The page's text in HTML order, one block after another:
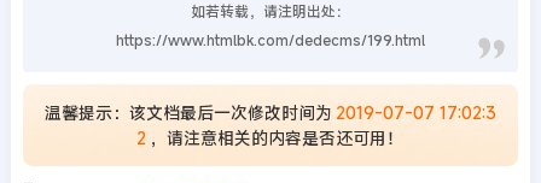
如若转载，请注明出处：
https://www.htmlbk.com/dedecms/199.html
温馨提示：该文档最后一次修改时间为 2019-07-07 17:02:3
2 ，请注意相关的内容是否还可用！